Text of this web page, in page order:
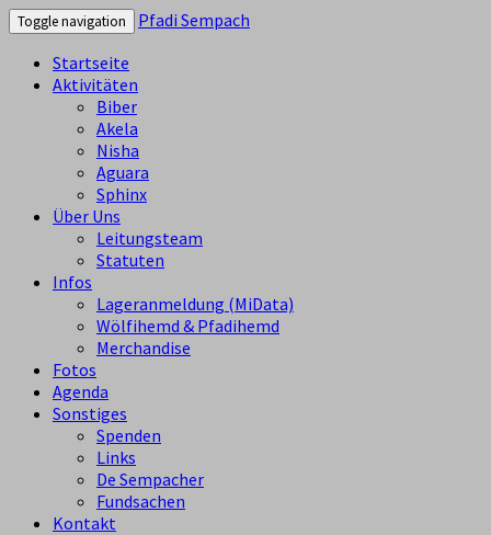
Toggle navigation
Pfadi Sempach
Startseite
Aktivitäten
Biber
Akela
Nisha
Aguara
Sphinx
Über Uns
Leitungsteam
Statuten
Infos
Lageranmeldung (MiData)
Wölfihemd & Pfadihemd
Merchandise
Fotos
Agenda
Sonstiges
Spenden
Links
De Sempacher
Fundsachen
Kontakt